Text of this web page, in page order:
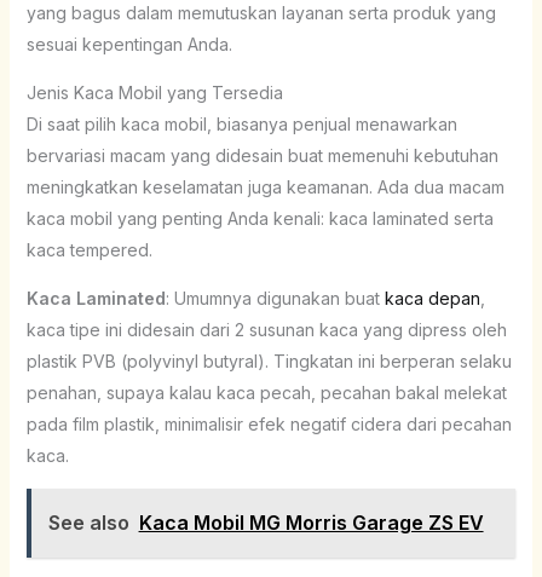
yang bagus dalam memutuskan layanan serta produk yang
sesuai kepentingan Anda.
Jenis Kaca Mobil yang Tersedia
Di saat pilih kaca mobil, biasanya penjual menawarkan
bervariasi macam yang didesain buat memenuhi kebutuhan
meningkatkan keselamatan juga keamanan. Ada dua macam
kaca mobil yang penting Anda kenali: kaca laminated serta
kaca tempered.
Kaca Laminated: Umumnya digunakan buat kaca depan
kaca tipe ini didesain dari 2 susunan kaca yang dipress oleh
plastik PVB (polyvinyl butyral). Tingkatan ini berperan selaku
penahan, supaya kalau kaca pecah, pecahan bakal melekat
pada film plastik, minimalisir efek negatif cidera dari pecahan
kaca.
See also Kaca Mobil MG Morris Garage ZS EV